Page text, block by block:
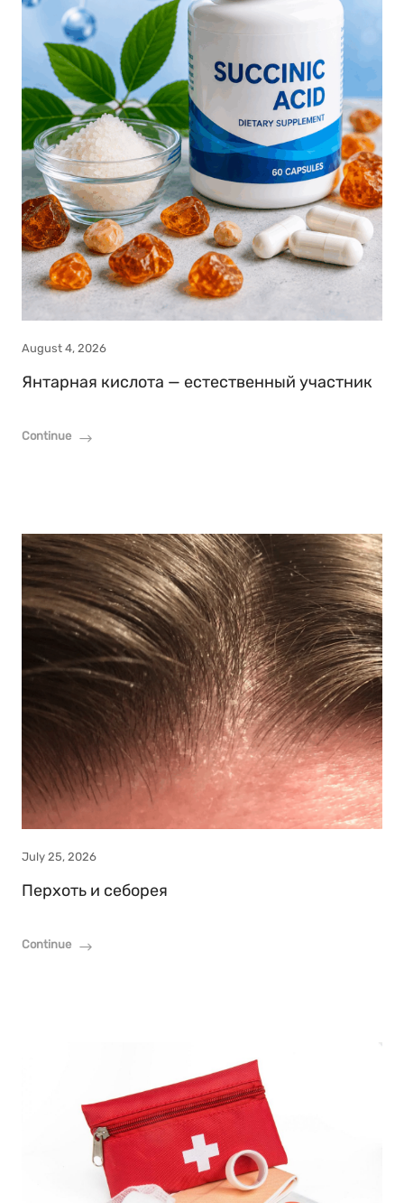
August 4, 2026
Янтарная кислота — естественный участник
Continue
July 25, 2026
Перхоть и себорея
Continue